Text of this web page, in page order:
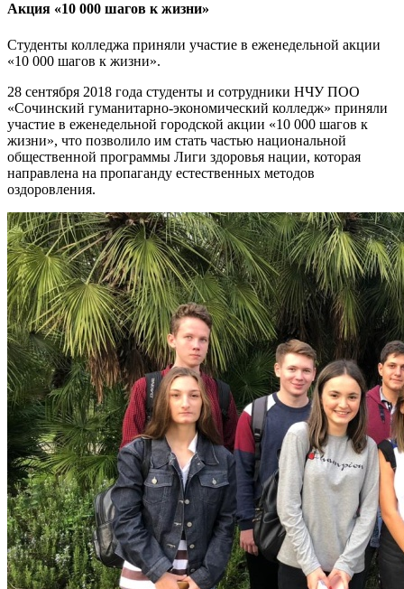
Акция «10 000 шагов к жизни»
Студенты колледжа приняли участие в еженедельной акции
«10 000 шагов к жизни».
28 сентября 2018 года студенты и сотрудники НЧУ ПОО
«Сочинский гуманитарно-экономический колледж» приняли
участие в еженедельной городской акции «10 000 шагов к
жизни», что позволило им стать частью национальной
общественной программы Лиги здоровья нации, которая
направлена на пропаганду естественных методов
оздоровления.